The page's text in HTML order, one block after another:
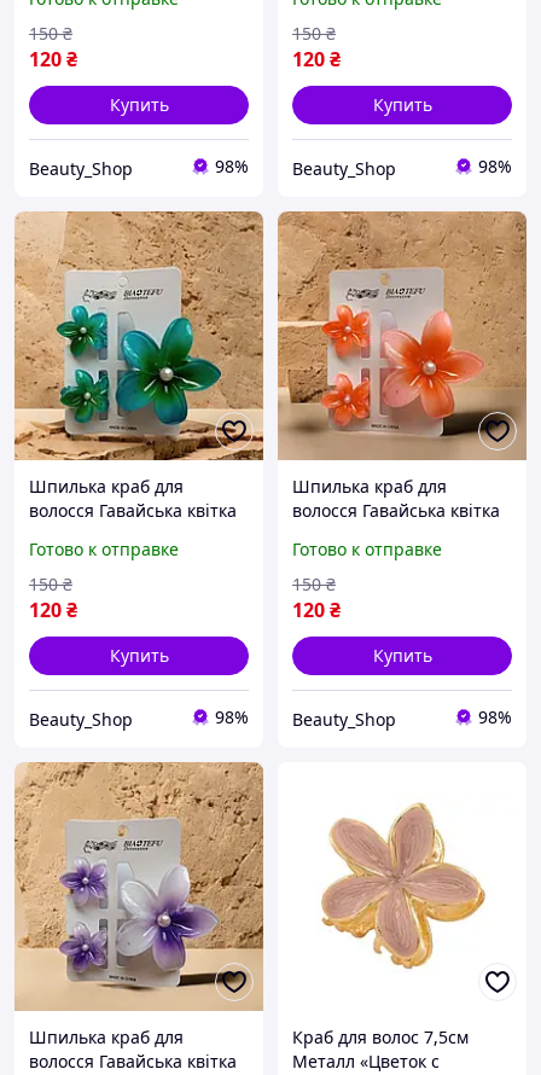
120₴
150 ₴
Купить
Beauty_Shop 98%
120₴
150 ₴
Купить
Beauty_Shop 98%
Шпилька краб для
волосся Гавайська квітка
Готово к отправке
120₴
150 ₴
Купить
Beauty_Shop 98%
Шпилька краб для
волосся Гавайська квітка
Готово к отправке
120₴
150 ₴
Купить
Beauty_Shop 98%
Шпилька краб для
волосся Гавайська квітка
Краб для волос 7,5см
Металл «Цветок с